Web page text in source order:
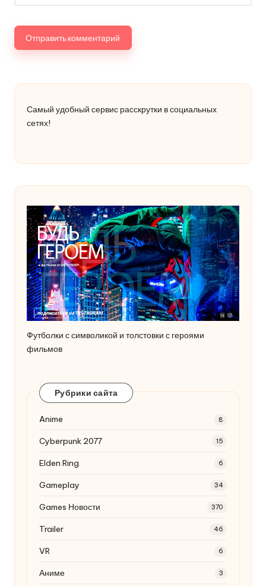
Самый удобный сервис расскрутки в социальных
сетях!
Футболки с символикой и толстовки с героями
фильмов
Рубрики сайта
Anime 8
Cyberpunk 2077 15
Elden Ring 6
Gameplay 34
Games Новости 370
Trailer 46
VR 6
Аниме 3